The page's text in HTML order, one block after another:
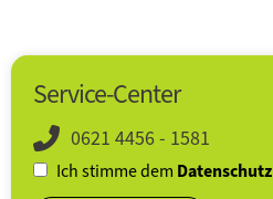
Service-Center
0621 4456 - 1581
Ich stimme dem Datenschutz